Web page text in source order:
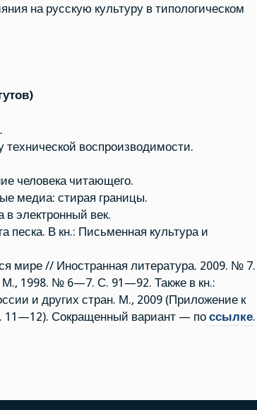
на русскую культуру в типологическом
воспроизводимости.
человека читающего.
медиа: стирая границы.
электронный век.
песка. В кн.: Письменная культура и
мире // Иностранная литература. 2009. № 7.
М., 1998. № 6—7. С. 91—92. Также в кн.:
и других стран. М., 2009 (Приложение к
11—12). Сокращенный вариант — по ссылке.